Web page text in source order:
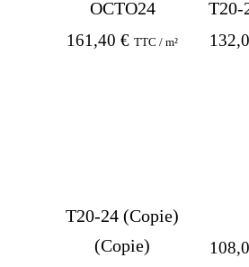
OCTO24
161,40€ TTC / m²
T20-
T20-24 (Copie)
(Copie)